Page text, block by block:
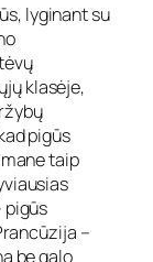
lyginant su
klasėje,
pigūs
taip
pigūs
–
be galo